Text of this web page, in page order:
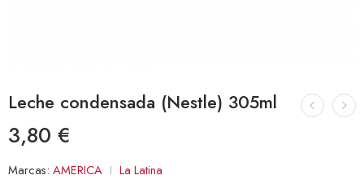
Leche condensada (Nestle) 305ml
3,80 €
Marcas: AMERICA La Latina